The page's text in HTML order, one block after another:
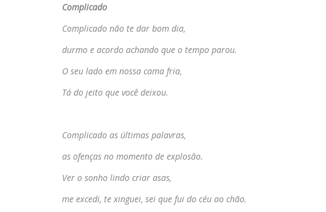
Complicado
Complicado não te dar bom dia,
durmo e acordo achando que o tempo parou.
O seu lado em nossa cama fria,
Tá do jeito que você deixou.
Complicado as últimas palavras,
as ofenças no momento de explosão.
Ver o sonho lindo criar asas,
me excedi, te xinguei, sei que fui do céu ao chão.